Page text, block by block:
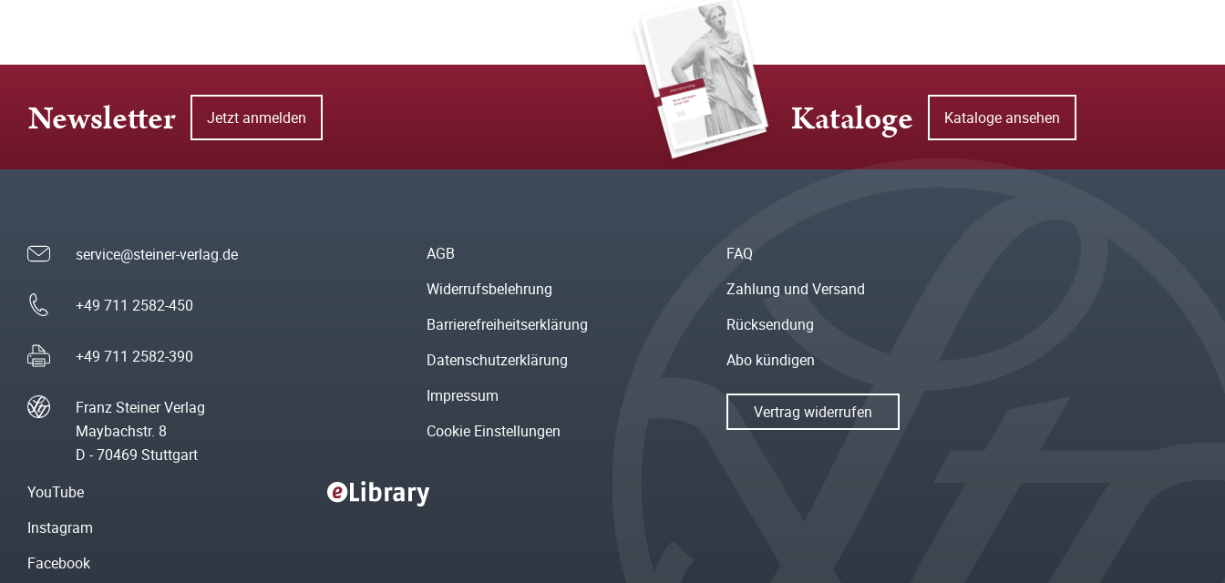
Newsletter Jetzt anmelden Kataloge Kataloge ansehen
service@steiner-verlag.de
+49 711 2582-450
+49 711 2582-390
Franz Steiner Verlag
Maybachstr. 8
D - 70469 Stuttgart
AGB
Widerrufsbelehrung
Barrierefreiheitserklärung
Datenschutzerklärung
Impressum
Cookie Einstellungen
FAQ
Zahlung und Versand
Rücksendung
Abo kündigen
Vertrag widerrufen
YouTube
Instagram
Facebook